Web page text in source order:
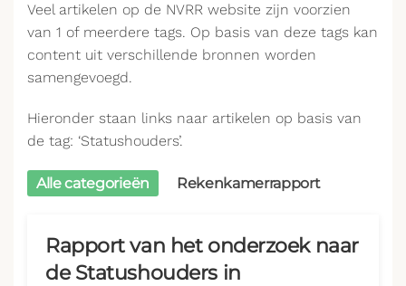
Veel artikelen op de NVRR website zijn voorzien
van 1 of meerdere tags. Op basis van deze tags kan
content uit verschillende bronnen worden
samengevoegd.
Hieronder staan links naar artikelen op basis van
de tag: ‘Statushouders’.
Alle categorieën Rekenkamerrapport
Rapport van het onderzoek naar
de Statushouders in